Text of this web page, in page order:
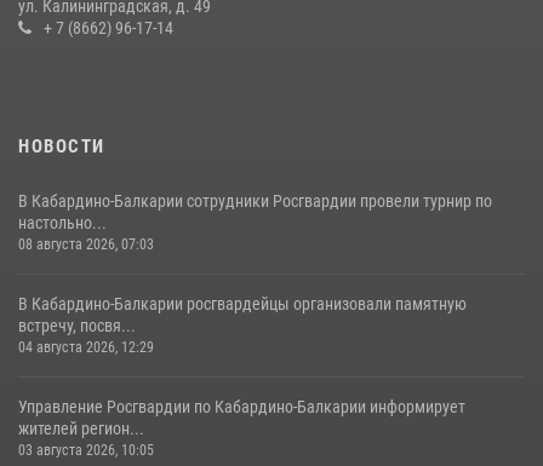
задержали группу лиц с крупной партией наркотиков
ул. Калининградская, д. 49
+ 7 (8662) 96-17-14
НОВОСТИ
В Кабардино-Балкарии сотрудники Росгвардии провели турнир по
настольно...
08 августа 2026, 07:03
В Кабардино-Балкарии росгвардейцы организовали памятную
встречу, посвя...
04 августа 2026, 12:29
Управление Росгвардии по Кабардино-Балкарии информирует
жителей регион...
03 августа 2026, 10:05